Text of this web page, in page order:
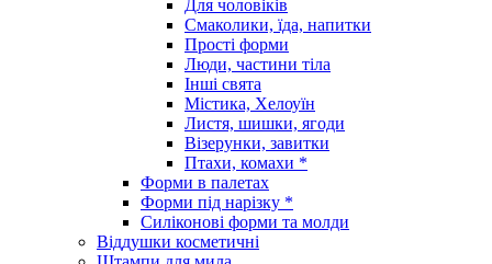
Для чоловіків
Смаколики, їда, напитки
Прості форми
Люди, частини тіла
Інші свята
Містика, Хелоуїн
Листя, шишки, ягоди
Візерунки, завитки
Птахи, комахи *
Форми в палетах
Форми під нарізку *
Силіконові форми та молди
Віддушки косметичні